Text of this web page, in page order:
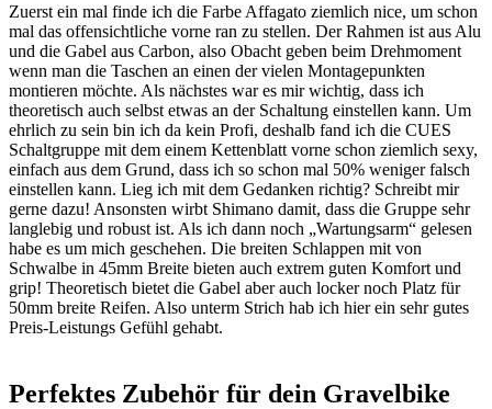
Zuerst ein mal finde ich die Farbe Affagato ziemlich nice, um schon
mal das offensichtliche vorne ran zu stellen. Der Rahmen ist aus Alu
und die Gabel aus Carbon, also Obacht geben beim Drehmoment
wenn man die Taschen an einen der vielen Montagepunkten
montieren möchte. Als nächstes war es mir wichtig, dass ich
theoretisch auch selbst etwas an der Schaltung einstellen kann. Um
ehrlich zu sein bin ich da kein Profi, deshalb fand ich die CUES
Schaltgruppe mit dem einem Kettenblatt vorne schon ziemlich sexy,
einfach aus dem Grund, dass ich so schon mal 50% weniger falsch
einstellen kann. Lieg ich mit dem Gedanken richtig? Schreibt mir
gerne dazu! Ansonsten wirbt Shimano damit, dass die Gruppe sehr
langlebig und robust ist. Als ich dann noch „Wartungsarm“ gelesen
habe es um mich geschehen. Die breiten Schlappen mit von
Schwalbe in 45mm Breite bieten auch extrem guten Komfort und
grip! Theoretisch bietet die Gabel aber auch locker noch Platz für
50mm breite Reifen. Also unterm Strich hab ich hier ein sehr gutes
Preis-Leistungs Gefühl gehabt.
Perfektes Zubehör für dein Gravelbike